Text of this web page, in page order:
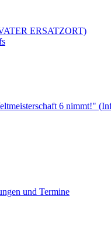
ERSATZORT)
6 nimmt!"
und Termine